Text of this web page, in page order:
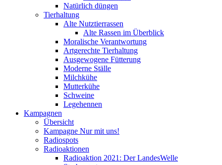
Natürlich düngen
Tierhaltung
Alte Nutztierrassen
Alte Rassen im Überblick
Moralische Verantwortung
Artgerechte Tierhaltung
Ausgewogene Fütterung
Moderne Ställe
Milchkühe
Mutterkühe
Schweine
Legehennen
Kampagnen
Übersicht
Kampagne Nur mit uns!
Radiospots
Radioaktionen
Radioaktion 2021: Der LandesWelle